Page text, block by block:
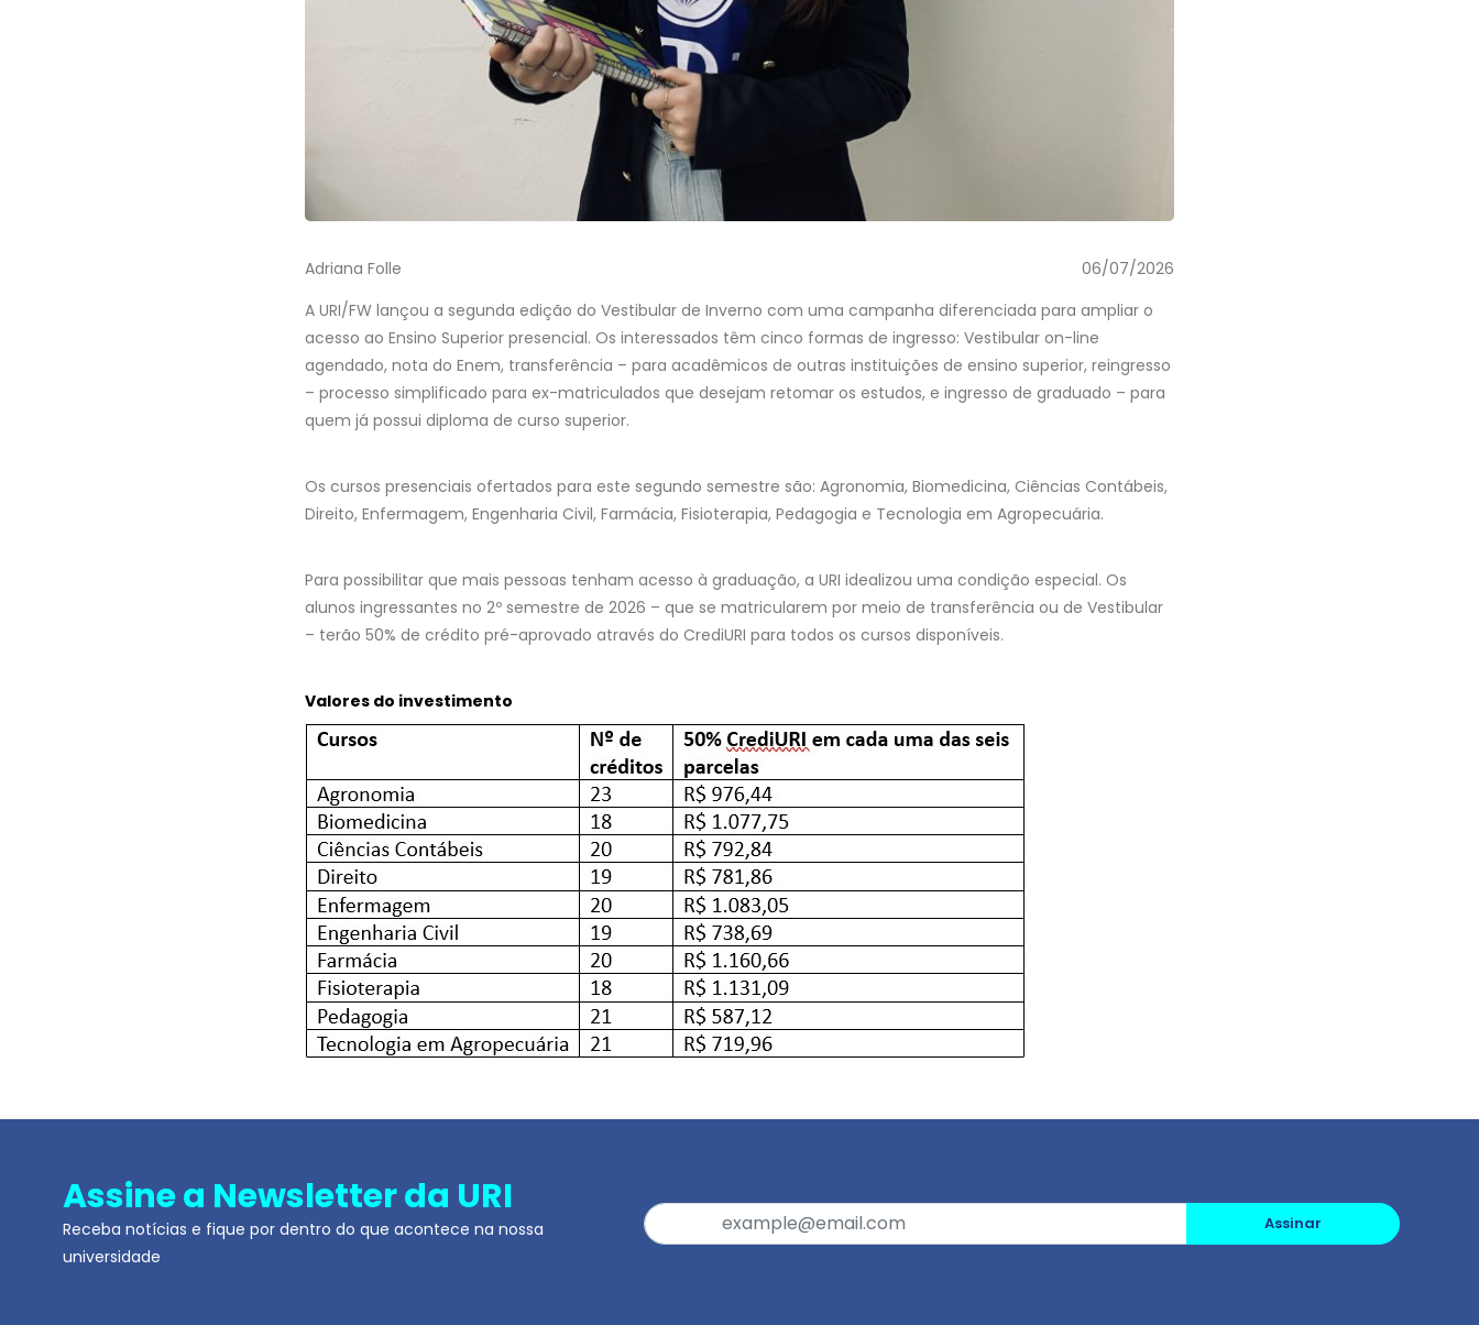
Adriana Folle
06/07/2026
A URI/FW lançou a segunda edição do Vestibular de Inverno com uma campanha diferenciada para ampliar o
acesso ao Ensino Superior presencial. Os interessados têm cinco formas de ingresso: Vestibular on-line
agendado, nota do Enem, transferência – para acadêmicos de outras instituições de ensino superior, reingresso
– processo simplificado para ex-matriculados que desejam retomar os estudos, e ingresso de graduado – para
quem já possui diploma de curso superior.
Os cursos presenciais ofertados para este segundo semestre são: Agronomia, Biomedicina, Ciências Contábeis,
Direito, Enfermagem, Engenharia Civil, Farmácia, Fisioterapia, Pedagogia e Tecnologia em Agropecuária.
Para possibilitar que mais pessoas tenham acesso à graduação, a URI idealizou uma condição especial. Os
alunos ingressantes no 2º semestre de 2026 – que se matricularem por meio de transferência ou de Vestibular
– terão 50% de crédito pré-aprovado através do CrediURI para todos os cursos disponíveis.
Valores do investimento
Assine a Newsletter da URI
Receba notícias e fique por dentro do que acontece na nossa
universidade
Assinar